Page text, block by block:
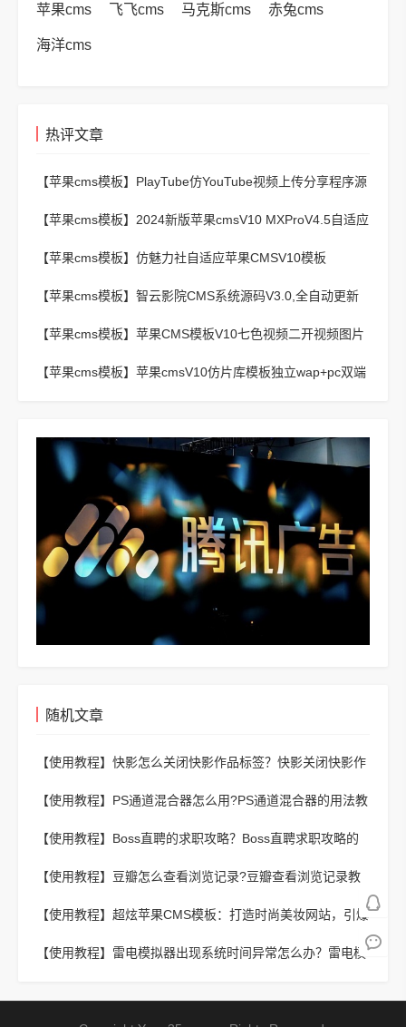
苹果cms 飞飞cms 马克斯cms 赤兔cms
海洋cms
热评文章
【苹果cms模板】 PlayTube仿YouTube视频上传分享程序源
【苹果cms模板】 2024新版苹果cmsV10 MXProV4.5自适应
【苹果cms模板】 仿魅力社自适应苹果CMSV10模板
【苹果cms模板】 智云影院CMS系统源码V3.0,全自动更新
【苹果cms模板】 苹果CMS模板V10七色视频二开视频图片
【苹果cms模板】 苹果cmsV10仿片库模板独立wap+pc双端
随机文章
【使用教程】 快影怎么关闭快影作品标签？快影关闭快影作
【使用教程】 PS通道混合器怎么用?PS通道混合器的用法教
【使用教程】 Boss直聘的求职攻略？Boss直聘求职攻略的
【使用教程】 豆瓣怎么查看浏览记录?豆瓣查看浏览记录教
【使用教程】 超炫苹果CMS模板：打造时尚美妆网站，引爆
【使用教程】 雷电模拟器出现系统时间异常怎么办？雷电模